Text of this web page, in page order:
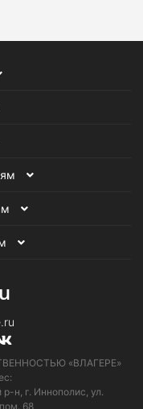
«ВЛАГЕРЕ»
н, г. Иннополис, ул.
68